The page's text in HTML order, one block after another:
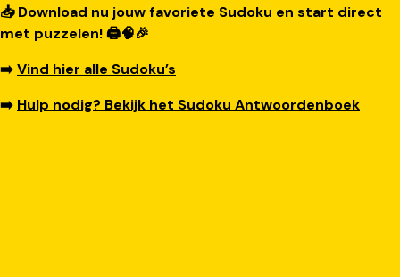
📥 Download nu jouw favoriete Sudoku en start direct
met puzzelen! 🖨️🧠🎉
➡️Vind hier alle Sudoku’s
➡️ Hulp nodig? Bekijk het Sudoku Antwoordenboek